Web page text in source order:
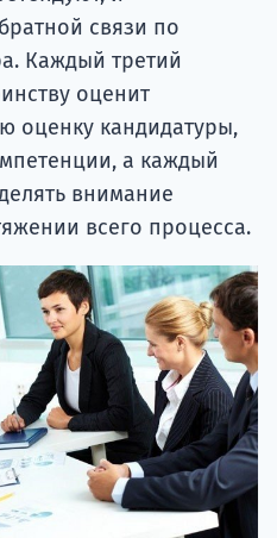
связи по
Каждый третий
оценит
оценку кандидатуры,
а каждый
внимание
всего процесса.